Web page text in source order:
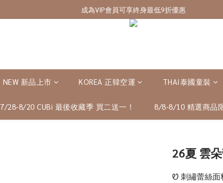
7/28-8/20 CUBi 收藏季全館買二送一
成為VIP會員可享終身最低9折優惠
7/28-8/20 CUBi 收藏季全館買二送一
NEW 新品上市 KOREA 正韓空運 THAI泰國童裝
7/28-8/20 CUBi 最後收藏季 買二送一！ 8/8-8/10 精選商品
26夏 雲
Ꮼ 刺繡蕾絲面